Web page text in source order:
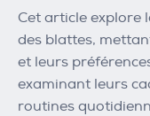
Cet article explore
des blattes,
et leurs
examinant leurs
routines